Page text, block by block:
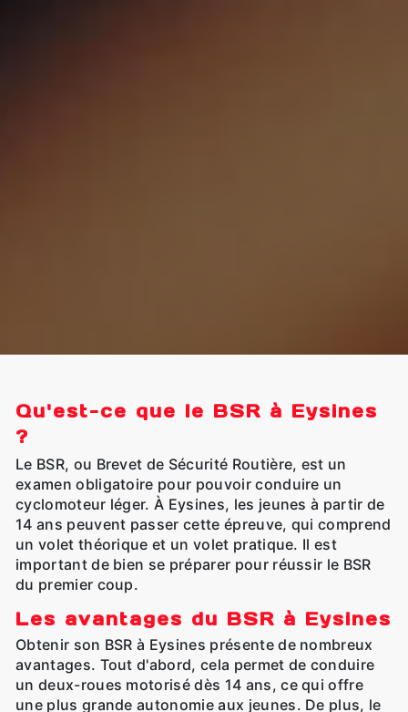
Qu'est-ce que le BSR à Eysines
?
Le BSR, ou Brevet de Sécurité Routière, est un
examen obligatoire pour pouvoir conduire un
cyclomoteur léger. À Eysines, les jeunes à partir de
14 ans peuvent passer cette épreuve, qui comprend
un volet théorique et un volet pratique. Il est
important de bien se préparer pour réussir le BSR
du premier coup.
Les avantages du BSR à Eysines
Obtenir son BSR à Eysines présente de nombreux
avantages. Tout d'abord, cela permet de conduire
un deux-roues motorisé dès 14 ans, ce qui offre
une plus grande autonomie aux jeunes. De plus, le